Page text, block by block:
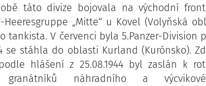
táto divize bojovala na východní
Heeresgruppe „Mitte“ u Kovel (Volyňská
tankista. V červenci byla 5.Panzer-Division
se stáhla do oblasti Kurland (Kurónsko).
hlášení z 25.08.1944 byl zaslán k
granátníků náhradního a